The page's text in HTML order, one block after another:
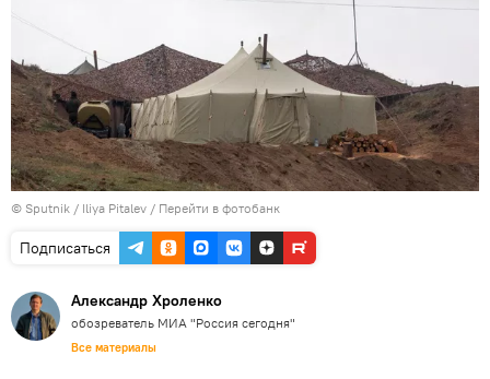
© Sputnik / Iliya Pitalev / Перейти в фотобанк
Подписаться
Александр Хроленко
обозреватель МИА "Россия сегодня"
Все материалы